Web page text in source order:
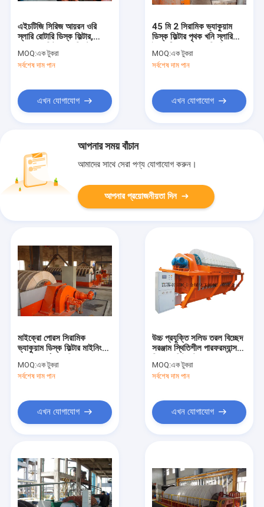
এইচটিজি সিরিজ আয়রন ওরি
স্লারি রোটারি ডিস্ক ফিল্টার,
MOQ:এক টুকরা
সর্বশেষ দাম পান
এখন যোগাযোগ
45 মি 2 সিরামিক ভ্যাকুয়াম
ডিস্ক ফিল্টার পৃথক খনি স্লারি
MOQ:এক টুকরা
সর্বশেষ দাম পান
এখন যোগাযোগ
আপনার সময় বাঁচান
আমাদের সাথে সেরা পণ্য যোগাযোগ করুন।
আপনার প্রয়োজনীয়তা দিন
মাইক্রো পোরস সিরামিক
ভ্যাকুয়াম ডিস্ক ফিল্টার মাইনিংয়ের
MOQ:এক টুকরা
সর্বশেষ দাম পান
এখন যোগাযোগ
উচ্চ প্রযুক্তি সলিড তরল বিচ্ছেদ
সরঞ্জাম স্থিতিশীল পারফরম্যান্স
MOQ:এক টুকরা
সর্বশেষ দাম পান
এখন যোগাযোগ